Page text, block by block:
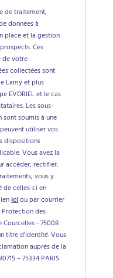
de traitement,
données à
place et la gestion
Ces
de votre
collectées sont
Lamy et plus
EVORIEL et le cas
Les sous-
soumis à une
utiliser vos
dispositions
Vous avez la
accéder, rectifier,
vous y
celles-ci en
iciou par courrier
des
Courcelles - 75008
titre d’identité. Vous
auprès de la
– 75334 PARIS